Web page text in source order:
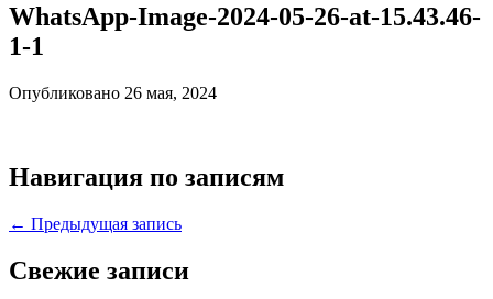
WhatsApp-Image-2024-05-26-at-15.43.46-
1-1
Опубликовано 26 мая, 2024
Навигация по записям
← Предыдущая запись
Свежие записи